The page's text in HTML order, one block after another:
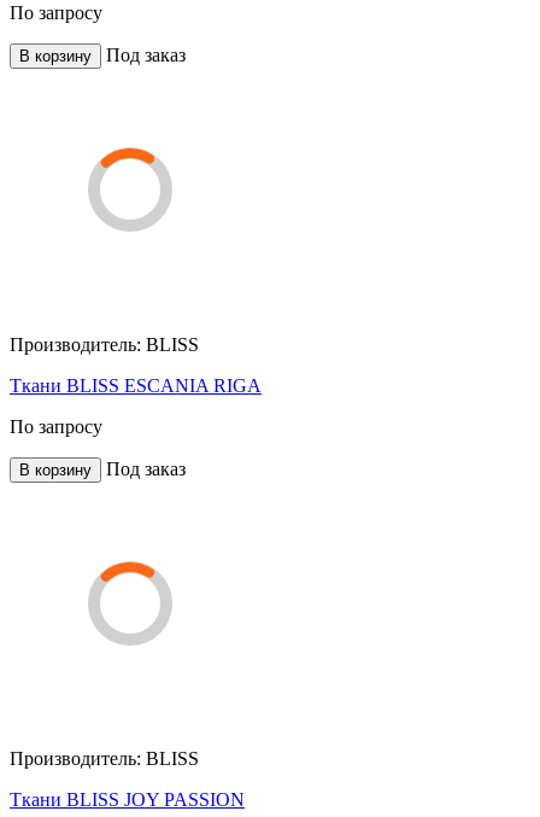
По запросу
В корзину Под заказ
Производитель: BLISS
Ткани BLISS ESCANIA RIGA
По запросу
В корзину Под заказ
Производитель: BLISS
Ткани BLISS JOY PASSION